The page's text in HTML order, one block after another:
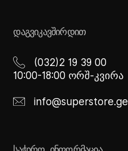
ᲓᲐᲒᲕᲘᲙᲐᲕᲨᲘᲠᲓᲘᲗ
(032)2 19 39 00
10:00-18:00 ორშ-კვირა
info@superstore.ge